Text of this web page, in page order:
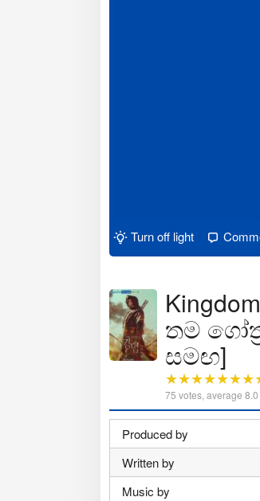
Turn off light
තම
සමඟ]
75 votes, average 8.0
Produced by
Written by
Music by